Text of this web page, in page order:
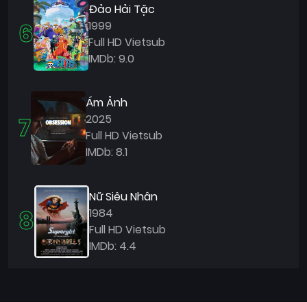
6
Đảo Hải Tặc
1999
Full HD Vietsub
IMDb: 9.0
7
Ám Ảnh
2025
Full HD Vietsub
IMDb: 8.1
8
Nữ Siêu Nhân
1984
Full HD Vietsub
IMDb: 4.4